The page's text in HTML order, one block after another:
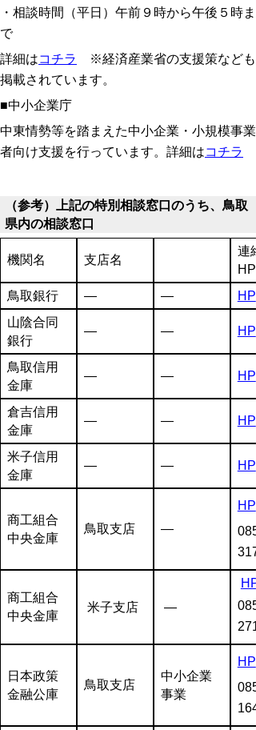
・相談時間（平日）午前９時から午後５時ま
で
詳細はコチラ
※経済産業省の支援策なども
掲載されています。
■中小企業庁
中東情勢等を踏まえた中小企業・小規模事業
者向け支援を行っています。詳細はコチラ
（参考）上記の特別相談窓口のうち、鳥取
県内の相談窓口
機関名 支店名
連
HP
鳥取銀行
― ―
HP
山陰合同
銀行
― ― HP
鳥取信用
金庫
― ― HP
倉吉信用
金庫
― ― HP
米子信用
金庫
― ― HP
商工組合
中央金庫
鳥取支店 ―
HP
商工組合
中央金庫
米子支店 ―
HP
日本政策
金融公庫
鳥取支店
中小企業
事業
HP